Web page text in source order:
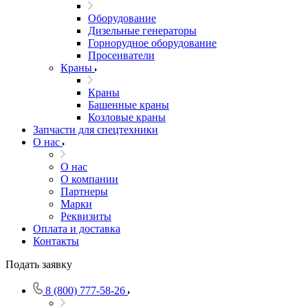
Оборудование
Дизельные генераторы
Горнорудное оборудование
Просеиватели
Краны
Краны
Башенные краны
Козловые краны
Запчасти для спецтехники
О нас
О нас
О компании
Партнеры
Марки
Реквизиты
Оплата и доставка
Контакты
Подать заявку
8 (800) 777-58-26